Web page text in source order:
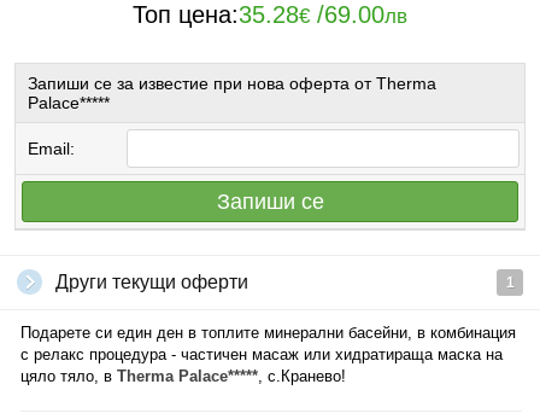
Топ цена:35.28€ /69.00лв
Запиши се за известие при нова оферта от Therma
Palace*****
Email:
Запиши се
Други текущи оферти 1
Подарете си един ден в топлите минерални басейни, в комбинация
с релакс процедура - частичен масаж или хидратираща маска на
цяло тяло, в Therma Palace*****, с.Кранево!